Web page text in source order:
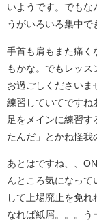
いようです。でもな
うがいろいろ集中で
手首も肩もまた痛く
もかな。でもレッ
お過ごしくださいま
練習していてですね
足をメインに練習
たんだ」とかね怪我
あとはですね、、
んところ気になっ
して上場廃止を免
なれば紙屑。。。う